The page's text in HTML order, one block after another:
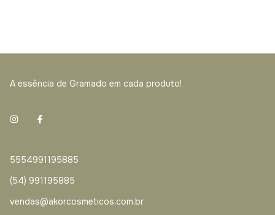
A essência de Gramado em cada produto!
5554991195885
(54) 991195885
vendas@akorcosmeticos.com.br